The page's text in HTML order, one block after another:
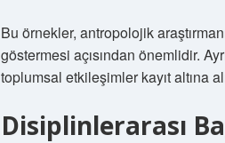
Bu örnekler, antropolojik
göstermesi açısından önemlidir.
toplumsal etkileşimler kayıt altına
Disiplinlerarası